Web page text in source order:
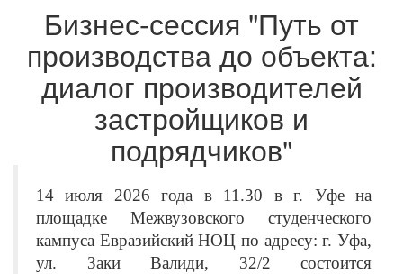
Бизнес-сессия "Путь от
производства до объекта:
диалог производителей
застройщиков и
подрядчиков"
14 июля 2026 года в 11.30 в г. Уфе на
площадке Межвузовского студенческого
кампуса Евразийский НОЦ по адресу: г. Уфа,
ул. Заки Валиди, 32/2 состоится